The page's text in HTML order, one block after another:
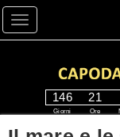
Toggle
146
Giorni
21
Ore